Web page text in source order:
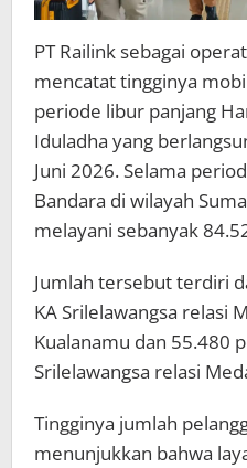
PT Railink sebagai
mencatat tingginya
periode libur panjang
Iduladha yang
Juni 2026. Selama
Bandara di wilayah
melayani sebanyak
Jumlah tersebut terdiri
KA Srilelawangsa relasi
Kualanamu dan 55.480
Srilelawangsa relasi
Tingginya jumlah
menunjukkan bahwa